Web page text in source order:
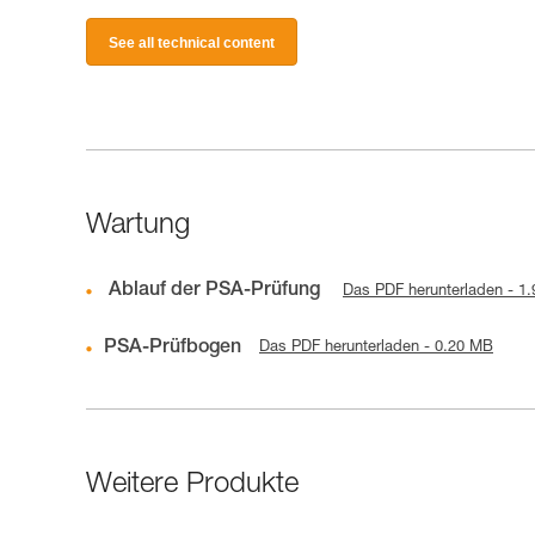
See all technical content
Wartung
Ablauf der PSA-Prüfung Das PDF herunterladen -
PSA-Prüfbogen Das PDF herunterladen - 0.20 MB
Weitere Produkte